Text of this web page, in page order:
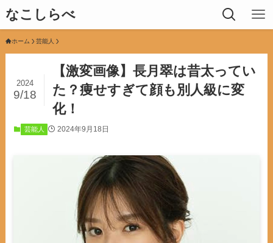
なこしらべ
ホーム 芸能人
【激変画像】長月翠は昔太ってい
た？痩せすぎて顔も別人級に変
化！
2024
9/18
芸能人 2024年9月18日